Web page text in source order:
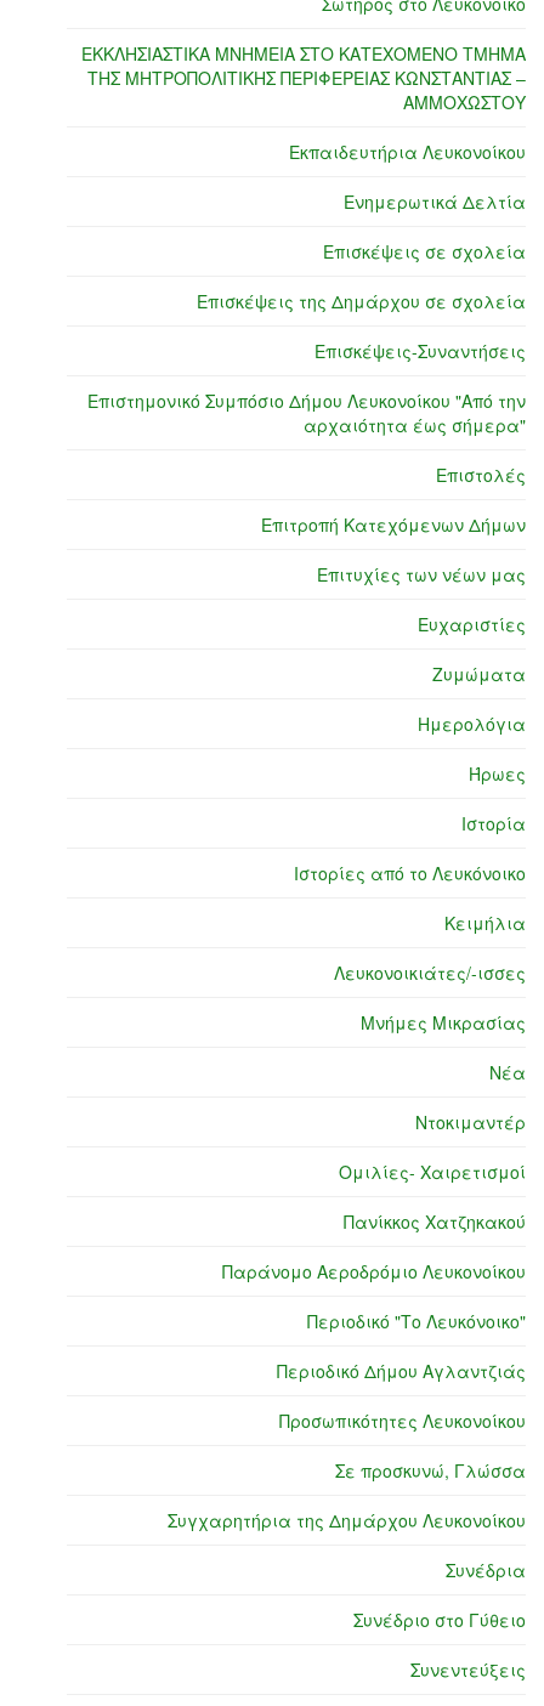
ΕΚΚΛΗΣΙΑΣΤΙΚΑ ΜΝΗΜΕΙΑ ΣΤΟ ΚΑΤΕΧΟΜΕΝΟ ΤΜΗΜΑ
ΤΗΣ ΜΗΤΡΟΠΟΛΙΤΙΚΗΣ ΠΕΡΙΦΕΡΕΙΑΣ ΚΩΝΣΤΑΝΤΙΑΣ –
ΑΜΜΟΧΩΣΤΟΥ
Εκπαιδευτήρια Λευκονοίκου
Ενημερωτικά Δελτία
Επισκέψεις σε σχολεία
Επισκέψεις της Δημάρχου σε σχολεία
Επισκέψεις-Συναντήσεις
Επιστημονικό Συμπόσιο Δήμου Λευκονοίκου "Από την
αρχαιότητα έως σήμερα"
Επιστολές
Επιτροπή Κατεχόμενων Δήμων
Επιτυχίες των νέων μας
Ευχαριστίες
Ζυμώματα
Ημερολόγια
Ήρωες
Ιστορία
Ιστορίες από το Λευκόνοικο
Κειμήλια
Λευκονοικιάτες/-ισσες
Μνήμες Μικρασίας
Νέα
Ντοκιμαντέρ
Ομιλίες- Χαιρετισμοί
Πανίκκος Χατζηκακού
Παράνομο Αεροδρόμιο Λευκονοίκου
Περιοδικό "Το Λευκόνοικο"
Περιοδικό Δήμου Αγλαντζιάς
Προσωπικότητες Λευκονοίκου
Σε προσκυνώ, Γλώσσα
Συγχαρητήρια της Δημάρχου Λευκονοίκου
Συνέδρια
Συνέδριο στο Γύθειο
Συνεντεύξεις